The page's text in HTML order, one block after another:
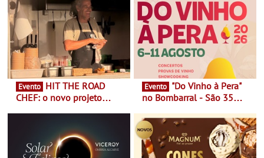
Evento
CHEF: o novo projeto
conceito gastronómico
itinerante que percorre
Portugal
Evento
no Bombarral - São 35
prova e seis dias de
experiências